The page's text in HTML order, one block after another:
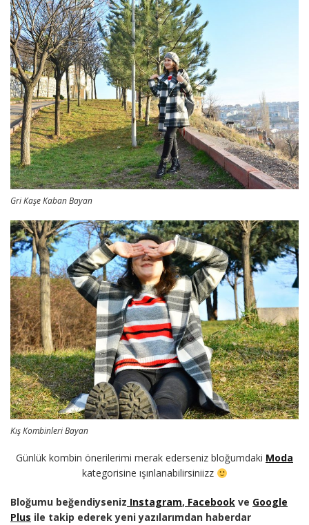
Gri Kaşe Kaban Bayan
Kış Kombinleri Bayan
Günlük kombin önerilerimi merak ederseniz bloğumdaki Moda
kategorisine ışınlanabilirsiniizz
Bloğumu beğendiyseniz Instagram, Facebook ve Google
Plus ile takip ederek yeni yazılarımdan haberdar